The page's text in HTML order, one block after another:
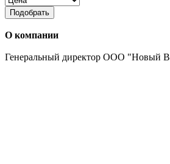
Подобрать
О компании
Генеральный директор ООО "Новый